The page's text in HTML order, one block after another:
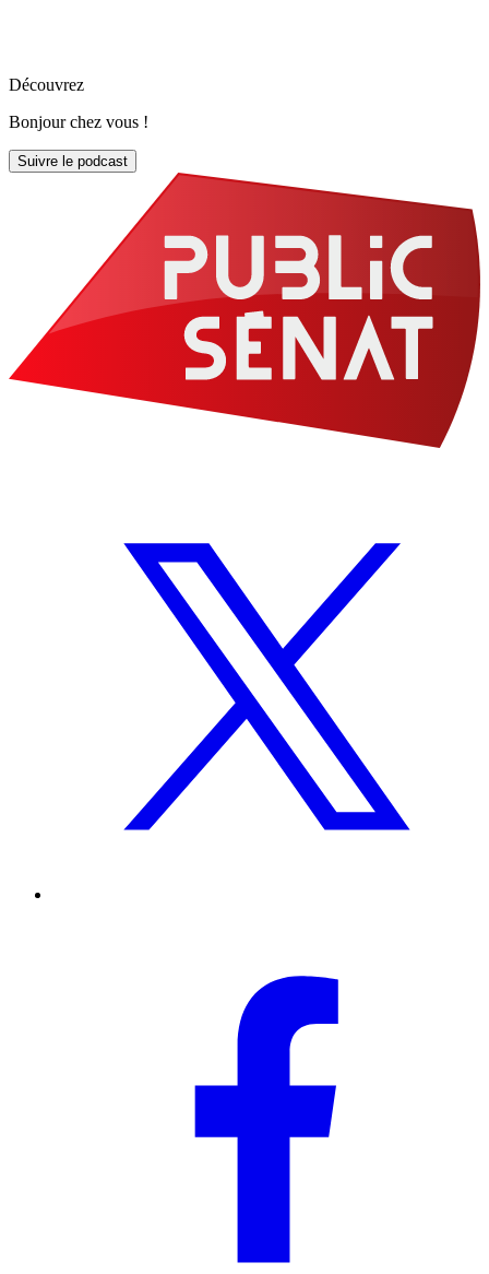
Découvrez
Bonjour chez vous !
Suivre le podcast